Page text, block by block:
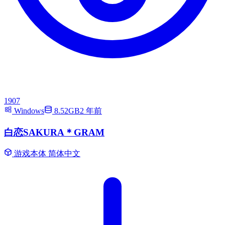
1907
Windows
8.52GB2 年前
白恋SAKURA＊GRAM
游戏本体 简体中文